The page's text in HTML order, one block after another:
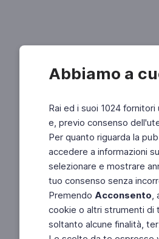
Abbiamo a
Rai ed i suoi 1024
e, previo consenso
Per quanto riguarda la
accedere a informazioni
selezionare e mostrare
tuo consenso senza
Premendo Acconsento,
cookie o altri strumenti di
soltanto alcune finalità,